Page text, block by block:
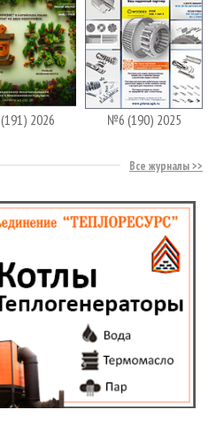
2026 №6 (190) 2025
Все журналы